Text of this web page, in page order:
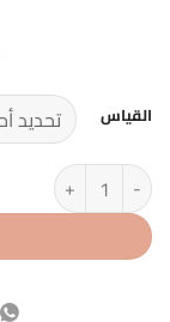
القياس
كمية بوكس سيارات 1/2"